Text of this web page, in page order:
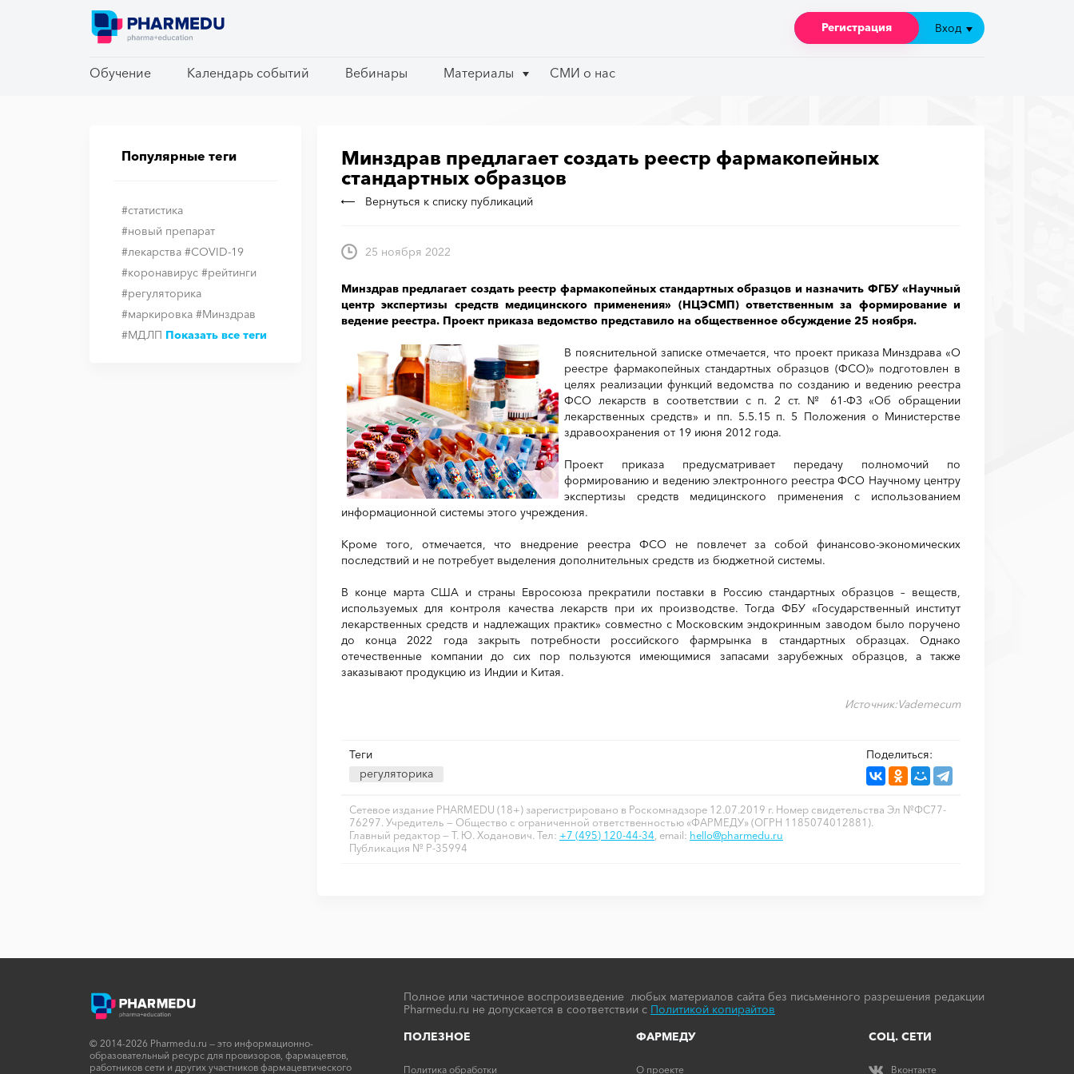
Обучение Календарь событий Вебинары Материалы СМИ о нас
Регистрация Вход
Обучение Календарь событий Вебинары Материалы СМИ о нас
Регистрация Вход
Популярные теги
#статистика
#новый препарат
#лекарства #COVID-19
#коронавирус #рейтинги
#регуляторика
#маркировка #Минздрав
#МДЛП Показать все теги
Минздрав предлагает создать реестр фармакопейных
стандартных образцов
Вернуться к списку публикаций
25 ноября 2022
Минздрав предлагает создать реестр фармакопейных стандартных образцов и назначить ФГБУ «Научный
центр экспертизы средств медицинского применения» (НЦЭСМП) ответственным за формирование и
ведение реестра. Проект приказа ведомство представило на общественное обсуждение 25 ноября.
В пояснительной записке отмечается, что проект приказа Минздрава «О
реестре фармакопейных стандартных образцов (ФСО)» подготовлен в
целях реализации функций ведомства по созданию и ведению реестра
ФСО лекарств в соответствии с п. 2 ст. № 61-ФЗ «Об обращении
лекарственных средств» и пп. 5.5.15 п. 5 Положения о Министерстве
здравоохранения от 19 июня 2012 года.
Проект приказа предусматривает передачу полномочий по
формированию и ведению электронного реестра ФСО Научному центру
экспертизы средств медицинского применения с использованием
информационной системы этого учреждения.
Кроме того, отмечается, что внедрение реестра ФСО не повлечет за собой финансово-экономических
последствий и не потребует выделения дополнительных средств из бюджетной системы.
В конце марта США и страны Евросоюза прекратили поставки в Россию стандартных образцов – веществ,
используемых для контроля качества лекарств при их производстве. Тогда ФБУ «Государственный институт
лекарственных средств и надлежащих практик» совместно с Московским эндокринным заводом было поручено
до конца 2022 года закрыть потребности российского фармрынка в стандартных образцах. Однако
отечественные компании до сих пор пользуются имеющимися запасами зарубежных образцов, а также
заказывают продукцию из Индии и Китая.
Источник:Vademecum
Теги
регуляторика
Поделиться:
Сетевое издание PHARMEDU (18+) зарегистрировано в Роскомнадзоре 12.07.2019 г. Номер свидетельства Эл №ФС77-
76297. Учредитель — Общество с ограниченной ответственностью «ФАРМЕДУ» (ОГРН 1185074012881).
Главный редактор — Т. Ю. Ходанович. Тел: +7 (495) 120-44-34 , email: hello@pharmedu.ru
Публикация № P-35994
© 2014-2026 Pharmedu.ru — это информационно-
образовательный ресурс для провизоров, фармацевтов,
работников сети и других участников фармацевтического
Полное или частичное воспроизведение любых материалов сайта без письменного разрешения редакции
Pharmedu.ru не допускается в соответствии с Политикой копирайтов
ПОЛЕЗНОЕ
Политика обработки
ФАРМЕДУ
О проекте
СОЦ. СЕТИ
Вконтакте